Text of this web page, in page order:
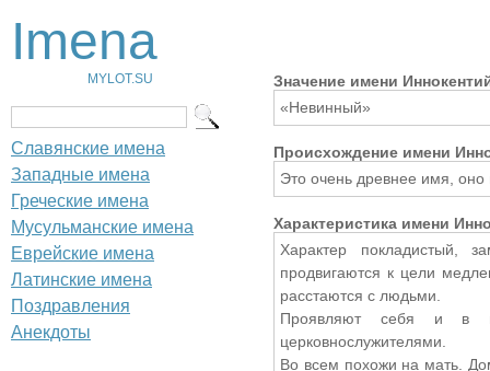
Imena
MYLOT.SU
Славянские имена
Западные имена
Греческие имена
Мусульманские имена
Еврейские имена
Латинские имена
Поздравления
Анекдоты
Значение имени
«Невинный»
Происхождение имени
Это очень древнее имя,
Характеристика имени
Характер покладистый,
продвигаются к цели
расстаются с людьми.
Проявляют себя и в
церковнослужителями.
Во всем похожи на мать.